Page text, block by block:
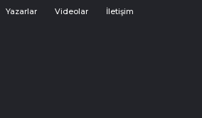
Yazarlar Videolar İletişim